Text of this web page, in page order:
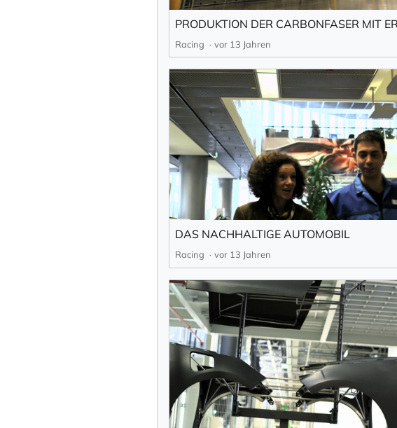
Racing vor 13 Jahren
DAS NACHHALTIGE AUTOMOBIL
Racing vor 13 Jahren